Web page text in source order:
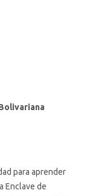
para aprender
Enclave de